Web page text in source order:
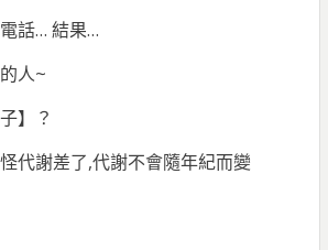
話… 結果…
人~
】？
怪代謝差了,代謝不會隨年紀而變